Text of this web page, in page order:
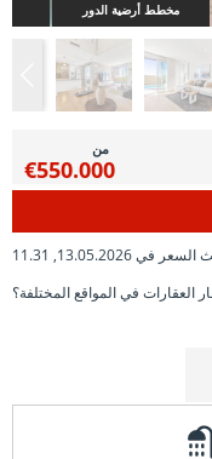
مخطط أرضية الدور
من
€550.000
في 13.05.2026, 11.31
العقارات في المواقع المختلفة؟